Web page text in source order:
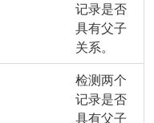
记录是否
具有父子
关系。
检测两个
记录是否
具有父子